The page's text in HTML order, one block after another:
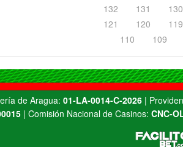
132
131 130
121
120 119
110
109
de Aragua: 01-LA-0014-C-2026|
| Comisión Nacional de Casinos: CNC-